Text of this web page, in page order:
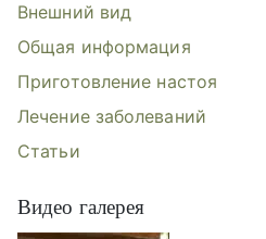
Внешний вид
Общая информация
Приготовление настоя
Лечение заболеваний
Статьи
Видео галерея